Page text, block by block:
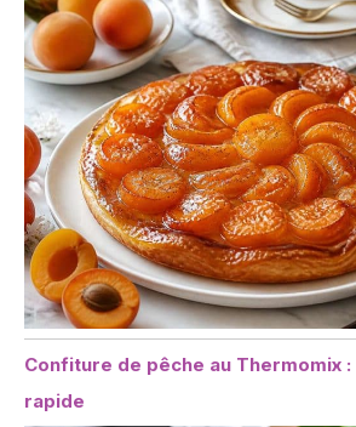
Confiture de pêche au Thermomix
rapide